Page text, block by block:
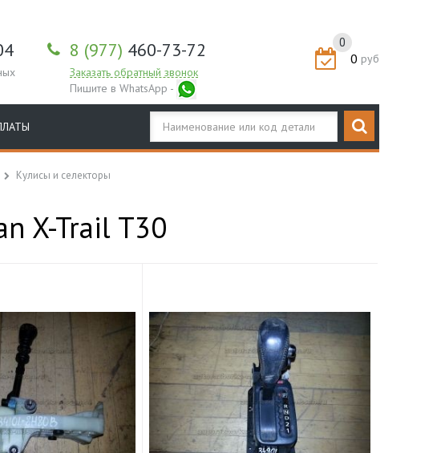
8 (977) 460-73-72
Заказать обратный звонок
Пишите в WhatsApp -
0
0 руб
Кулисы и селекторы
X-Trail T30